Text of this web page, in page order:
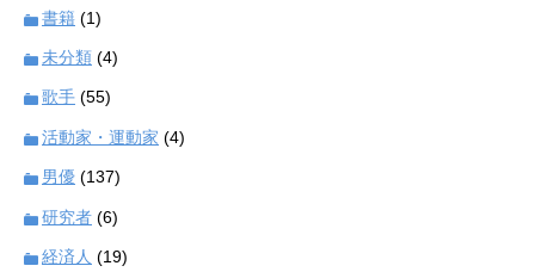
書籍 (1)
未分類 (4)
歌手 (55)
活動家・運動家 (4)
男優 (137)
研究者 (6)
経済人 (19)